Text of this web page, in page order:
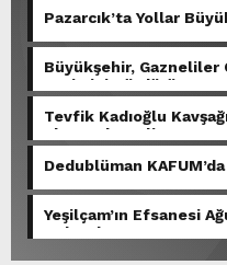
Pazarcık’ta Yollar
Büyükşehir, Gazneliler
Serimini Sürdürüyor.
Tevfik Kadıoğlu
Akıcı Hale Geliyor.
Dedublüman
Yeşilçam’ın Efsanesi
Bulacak